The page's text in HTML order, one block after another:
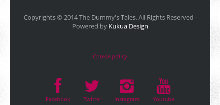
Copyrights © 2014 The Dummy's Tales. All Rights Reserved -
Powered by Kukua Design
Cookie policy
Facebook Twitter Instagram Youtube